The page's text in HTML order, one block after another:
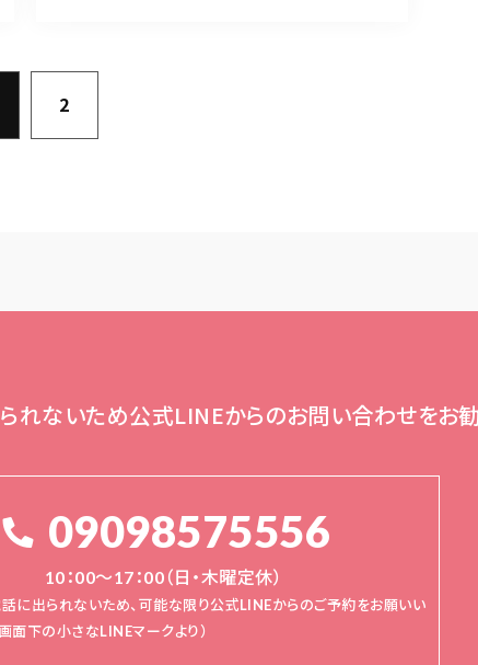
2
れないため公式LINEからのお問い合わせをお
09098575556
10：00～17：00（日・木曜定休）
話に出られないため、可能な限り公式LINEからのご予約をお願いい
面下の小さなLINEマークより）